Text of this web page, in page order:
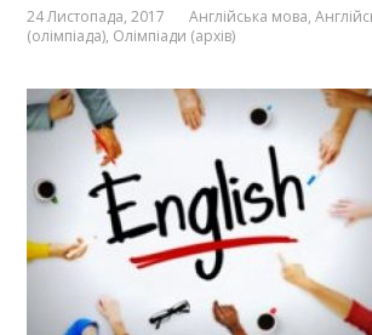
24 Листопада, 2017 Англійська мова,
(олімпіада), Олімпіади (архів)